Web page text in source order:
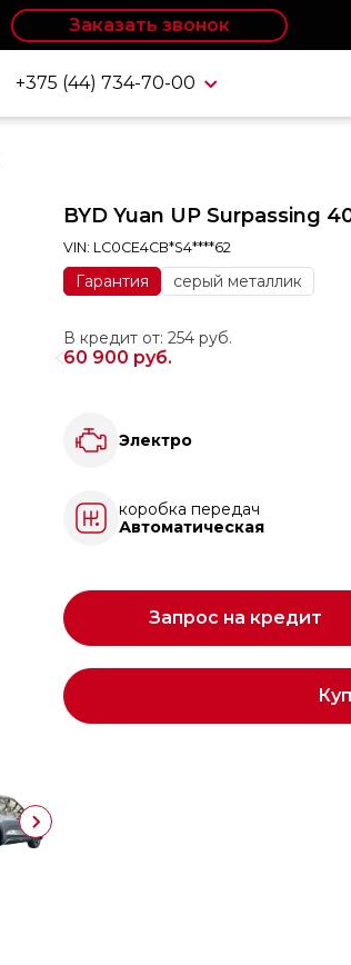
Заказать звонок
+375 (44) 734-70-00
BYD Yuan UP Surpassing
VIN: LC0CE4CB*S4****62
Гарантия серый металлик
В кредит от: 254 руб.
60 900 руб.
Электро
коробка передач
Автоматическая
Запрос на кредит